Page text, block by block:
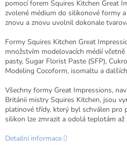
pomocí forem Squires Kitchen Great
zvolené médium do silikonové formy
znovu a znovu uvolnil dokonale
Formy Squires Kitchen Great
množstvím modelovacích médií
pasty, Sugar Florist Paste (SFP),
Modeling Cocoform, isomaltu a
Všechny formy Great Impressions,
Británii mistry Squires Kitchen, jsou
platinové třídy, který byl schválen pro
silikon lze zmrazit a odolá teplotám až
Detailní informace